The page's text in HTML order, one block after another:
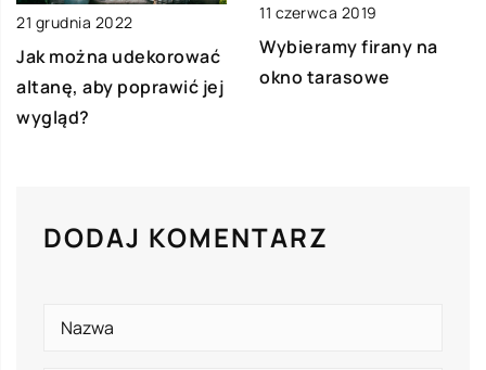
21 grudnia 2022
Jak można udekorować
altanę, aby poprawić jej
wygląd?
11 czerwca 2019
Wybieramy firany na
okno tarasowe
DODAJ KOMENTARZ